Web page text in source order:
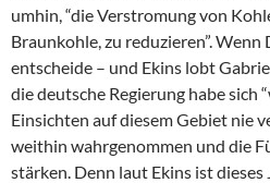
umhin, “die Verstromung von
Braunkohle, zu reduzieren”.
entscheide – und Ekins lobt
die deutsche Regierung habe sich
Einsichten auf diesem Gebiet nie
weithin wahrgenommen und die
stärken. Denn laut Ekins ist